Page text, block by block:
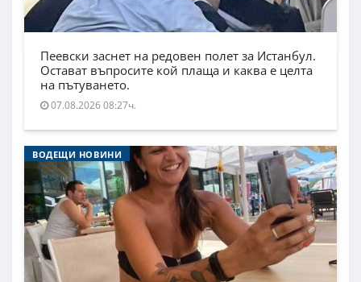
Пеевски заснет на редовен полет за Истанбул.
Остават въпросите кой плаща и каква е целта
на пътуването.
07.08.2026 08:27ч.
ВОДЕЩИ НОВИНИ